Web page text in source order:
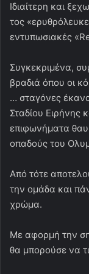
Ιδιαίτερη και
τος
εντυπωσιακές
Συγκεκριμένα,
βραδιά όπου οι
… σταγόνες
Σταδίου Ειρήνης
επιφωνήματα
οπαδούς του
Από τότε
την ομάδα και
χρώμα.
Με αφορμή την
θα μπορούσε να